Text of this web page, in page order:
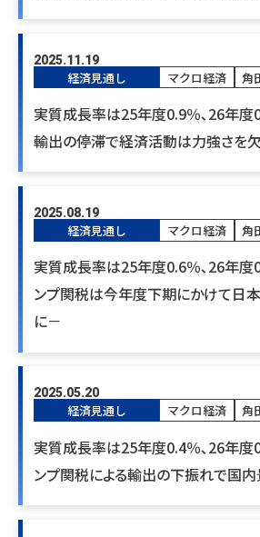
2025.11.19
経済見通し マクロ経済 角
実質成長率は25年度0.9％､26年度
輸出の停滞で経済活動は力強さを
2025.08.19
経済見通し マクロ経済 角
実質成長率は25年度0.6％､26年度
ンプ関税は今年度下期にかけて日
に－
2025.05.20
経済見通し マクロ経済 角
実質成長率は25年度0.4％､26年度
ンプ関税による輸出の下振れで国